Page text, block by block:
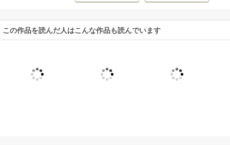
この作品を読んだ人はこんな作品も読んでいます